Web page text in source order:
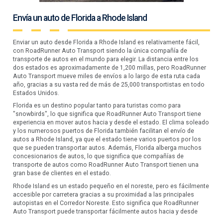
Envía un auto de Florida a Rhode Island
Enviar un auto desde Florida a Rhode Island es relativamente fácil,
con RoadRunner Auto Transport siendo la única compañía de
transporte de autos en el mundo para elegir. La distancia entre los
dos estados es aproximadamente de 1,200 millas, pero RoadRunner
Auto Transport mueve miles de envíos a lo largo de esta ruta cada
año, gracias a su vasta red de más de 25,000 transportistas en todo
Estados Unidos.
Florida es un destino popular tanto para turistas como para
"snowbirds", lo que significa que RoadRunner Auto Transport tiene
experiencia en mover autos hacia y desde el estado. El clima soleado
y los numerosos puertos de Florida también facilitan el envío de
autos a Rhode Island, ya que el estado tiene varios puertos por los
que se pueden transportar autos. Además, Florida alberga muchos
concesionarios de autos, lo que significa que compañías de
transporte de autos como RoadRunner Auto Transport tienen una
gran base de clientes en el estado.
Rhode Island es un estado pequeño en el noreste, pero es fácilmente
accesible por carretera gracias a su proximidad a las principales
autopistas en el Corredor Noreste. Esto significa que RoadRunner
Auto Transport puede transportar fácilmente autos hacia y desde